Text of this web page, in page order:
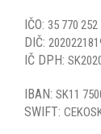
IČO: 35 770 252
DIČ:
IČ DPH:
IBAN: SK11
SWIFT: